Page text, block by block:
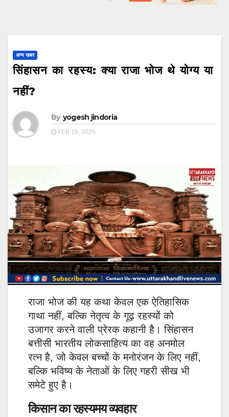
अन्य खबर
सिंहासन का रहस्य: क्या राजा भोज थे योग्य या
नहीं?
By yogesh jindoria
FEB 19, 2025
राजा भोज की यह कथा केवल एक ऐतिहासिक
गाथा नहीं, बल्कि नेतृत्व के गूढ़ रहस्यों को
उजागर करने वाली प्रेरक कहानी है। सिंहासन
बत्तीसी भारतीय लोकसाहित्य का वह अनमोल
रत्न है, जो केवल बच्चों के मनोरंजन के लिए नहीं,
बल्कि भविष्य के नेताओं के लिए गहरी सीख भी
समेटे हुए है।
किसान का रहस्यमय व्यवहार